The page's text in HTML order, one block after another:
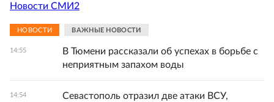
Новости СМИ2
НОВОСТИ ВАЖНЫЕ НОВОСТИ
14:55
В Тюмени рассказали об успехах в борьбе с
неприятным запахом воды
14:54
Севастополь отразил две атаки ВСУ,